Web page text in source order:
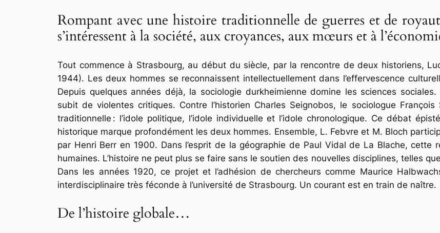
Rompant avec une histoire traditionnelle de guerres et de
s’intéressent à la société, aux croyances, aux mœurs et à
Tout commence à Strasbourg, au début du siècle, par la rencontre de deux historiens,
1944). Les deux hommes se reconnaissent intellectuellement dans l’effervescence
Depuis quelques années déjà, la sociologie durkheimienne domine les sciences
subit de violentes critiques. Contre l’historien Charles Seignobos, le sociologue
traditionnelle : l’idole politique, l’idole individuelle et l’idole chronologique. Ce débat
historique marque profondément les deux hommes. Ensemble, L. Febvre et M. Bloch
par Henri Berr en 1900. Dans l’esprit de la géographie de Paul Vidal de La Blache,
humaines. L’histoire ne peut plus se faire sans le soutien des nouvelles disciplines, telles
Dans les années 1920, ce projet et l’adhésion de chercheurs comme Maurice
interdisciplinaire très féconde à l’université de Strasbourg. Un courant est en train de naître.
De l’histoire globale…